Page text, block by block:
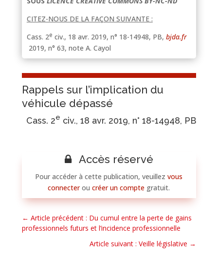
CITEZ-NOUS DE LA FAÇON SUIVANTE :
Cass. 2e civ., 18 avr. 2019, n° 18-14948, PB, bjda.fr
2019, n° 63, note A. Cayol
Rappels sur l’implication du
véhicule dépassé
Cass. 2e civ., 18 avr. 2019, n° 18-14948, PB
Accès réservé
Pour accéder à cette publication, veuillezvous
connecteroucréer un compte gratuit.
← Article précédent : Du cumul entre la perte de gains
professionnels futurs et l’incidence professionnelle
Article suivant : Veille législative →